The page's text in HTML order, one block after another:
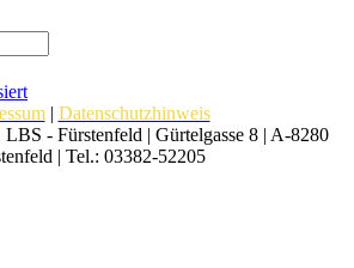
| Datenschutzhinweis
- Fürstenfeld | Gürtelgasse 8 | A-8280
| Tel.: 03382-52205